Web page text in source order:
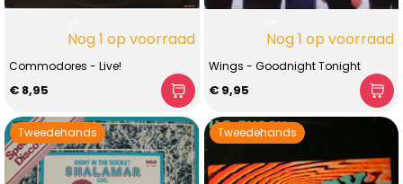
Nog 1 op voorraad
Commodores - Live!
€ 8,95
Nog 1 op voorraad
Wings - Goodnight Tonight
€ 9,95
Tweedehands Tweedehands